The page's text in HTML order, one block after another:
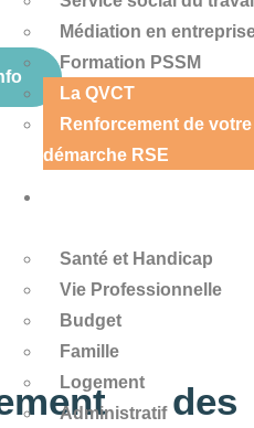
Médiation en
Formation PSSM
La QVCT
Renforcement de votre
démarche RSE
Santé et Handicap
Vie Professionnelle
Budget
Famille
Logement
Administratifdes